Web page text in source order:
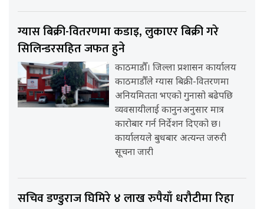
ग्यास बिक्री-वितरणमा कडाइ, लुकाएर बिक्री गरे
सिलिन्डरसहित जफत हुने
काठमाडौँ। जिल्ला प्रशासन कार्यालय
काठमाडौँले ग्यास बिक्री-वितरणमा
अनियमितता भएको गुनासो बढेपछि
व्यवसायीलाई कानुनअनुसार मात्र
कारोबार गर्न निर्देशन दिएको छ।
कार्यालयले बुधबार अत्यन्त जरुरी
सूचना जारी
सचिव डण्डुराज घिमिरे ४ लाख रुपैयाँ धरौटीमा रिहा